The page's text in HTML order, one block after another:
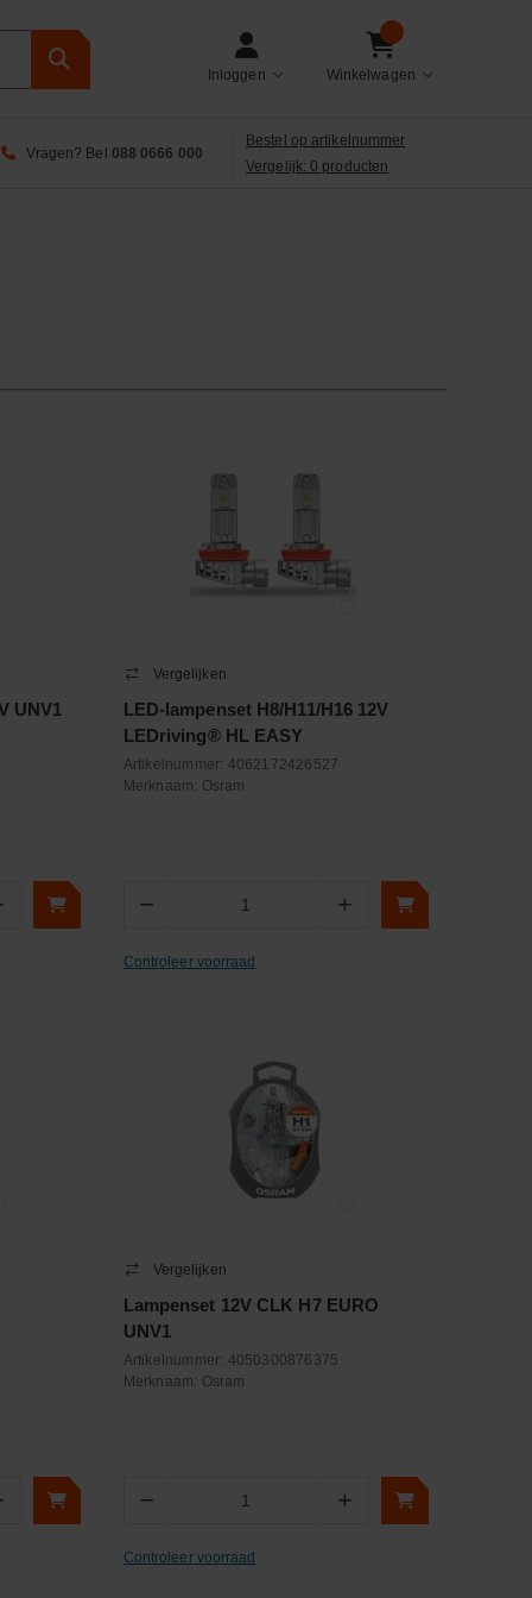
Inloggen Winkelwagen
Vragen? Bel 088 0666 000
Bestel op artikelnummer
Vergelijk: 0 producten
UNV1
Vergelijken
LED-lampenset H8/H11/H16 12V
LEDriving® HL EASY
Artikelnummer: 4062172426527
Merknaam: Osram
− +
Controleer voorraad
Vergelijken
Lampenset 12V CLK H7 EURO
UNV1
Artikelnummer: 4050300876375
Merknaam: Osram
− +
Controleer voorraad